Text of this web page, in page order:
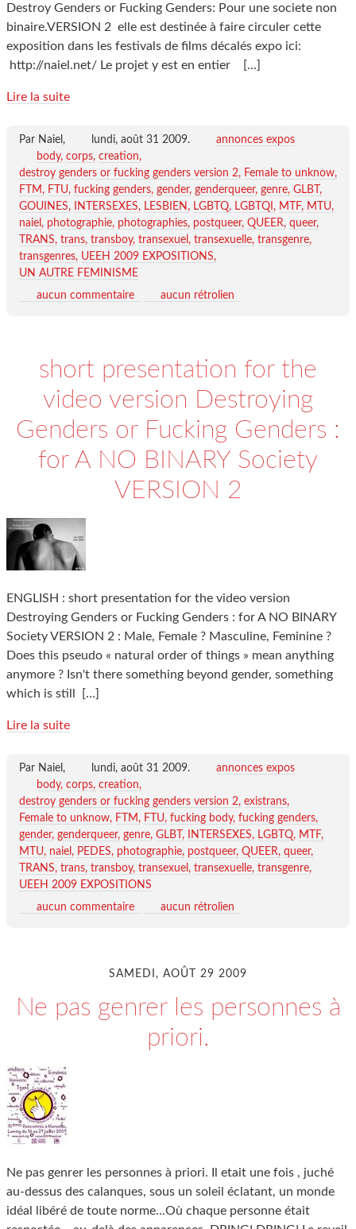
Destroy Genders or Fucking Genders: Pour une societe non
binaire.VERSION 2 elle est destinée à faire circuler cette
exposition dans les festivals de films décalés expo ici:
http://naiel.net/ Le projet y est en entier
[…]
Lire la suite
Par Naiel, lundi, août 31 2009.
annonces expos
body corps creation
destroy genders or fucking genders version 2
Female to unknow
FTM
FTU fucking genders gender genderqueer genre GLBT
GOUINES
INTERSEXES LESBIEN LGBTQ LGBTQI MTF
MTU
naiel
photographie photographies postqueer QUEER queer
TRANS trans transboy transexuel transexuelle transgenre
transgenres UEEH 2009 EXPOSITIONS
UN AUTRE FEMINISME
aucun commentaire
aucun rétrolien
short presentation for the
video version Destroying
Genders or Fucking Genders :
for A NO BINARY Society
VERSION 2
ENGLISH : short presentation for the video version
Destroying Genders or Fucking Genders : for A NO BINARY
Society VERSION 2 : Male, Female ? Masculine, Feminine ?
Does this pseudo « natural order of things » mean anything
anymore ? Isn't there something beyond gender, something
which is still
[…]
Lire la suite
Par Naiel, lundi, août 31 2009.
annonces expos
body corps creation
destroy genders or fucking genders version 2 existrans
Female to unknow
FTM FTU fucking body fucking genders
gender genderqueer genre GLBT INTERSEXES LGBTQ
MTF
MTU naiel PEDES photographie postqueer QUEER queer
TRANS trans transboy transexuel transexuelle transgenre
UEEH 2009 EXPOSITIONS
aucun commentaire
aucun rétrolien
SAMEDI, AOÛT 29 2009
Ne pas genrer les personnes à
priori.
Ne pas genrer les personnes à priori. Il etait une fois , juché
au-dessus des calanques, sous un soleil éclatant, un monde
idéal libéré de toute norme...Où chaque personne était